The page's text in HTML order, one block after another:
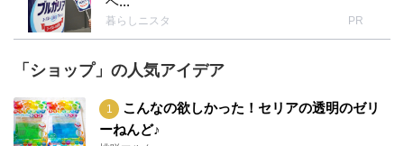
暮らしニスタ PR
「ショップ」の人気アイデア
こんなの欲しかった！セリアの透明のゼリ
ーねんど♪